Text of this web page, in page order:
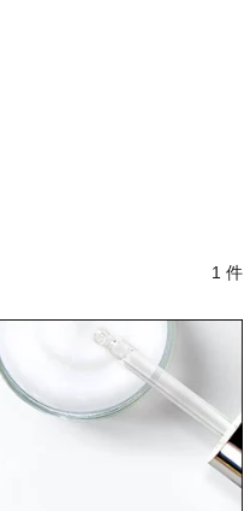
1 件